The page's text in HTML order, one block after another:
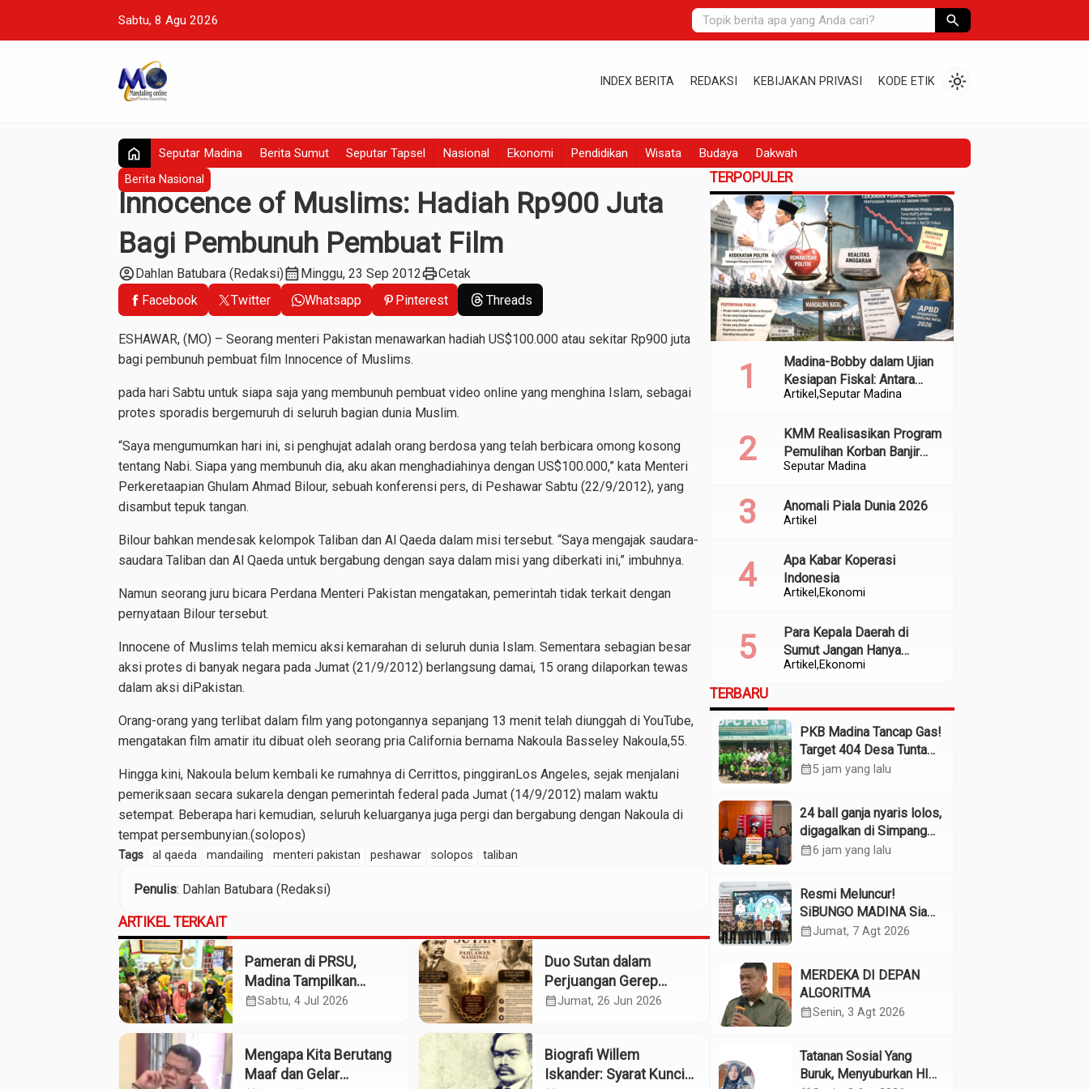
Sabtu, 8 Agu 2026 search
INDEX BERITA REDAKSI KEBIJAKAN PRIVASI KODE ETIK light_mode
home Seputar Madina Berita Sumut Seputar Tapsel Nasional Ekonomi Pendidikan Wisata Budaya Dakwah
Berita Nasional
Innocence of Muslims: Hadiah Rp900 Juta
Bagi Pembunuh Pembuat Film
account_circleDahlan Batubara (Redaksi)calendar_monthMinggu, 23 Sep 2012printCetak
Facebook
Twitter Whatsapp Pinterest Threads
ESHAWAR, (MO) – Seorang menteri Pakistan menawarkan hadiah US$100.000 atau sekitar Rp900 juta
bagi pembunuh pembuat film Innocence of Muslims.
pada hari Sabtu untuk siapa saja yang membunuh pembuat video online yang menghina Islam, sebagai
protes sporadis bergemuruh di seluruh bagian dunia Muslim.
“Saya mengumumkan hari ini, si penghujat adalah orang berdosa yang telah berbicara omong kosong
tentang Nabi. Siapa yang membunuh dia, aku akan menghadiahinya dengan US$100.000,” kata Menteri
Perkeretaapian Ghulam Ahmad Bilour, sebuah konferensi pers, di Peshawar Sabtu (22/9/2012), yang
disambut tepuk tangan.
Bilour bahkan mendesak kelompok Taliban dan Al Qaeda dalam misi tersebut. “Saya mengajak saudara-
saudara Taliban dan Al Qaeda untuk bergabung dengan saya dalam misi yang diberkati ini,” imbuhnya.
Namun seorang juru bicara Perdana Menteri Pakistan mengatakan, pemerintah tidak terkait dengan
pernyataan Bilour tersebut.
Innocene of Muslims telah memicu aksi kemarahan di seluruh dunia Islam. Sementara sebagian besar
aksi protes di banyak negara pada Jumat (21/9/2012) berlangsung damai, 15 orang dilaporkan tewas
dalam aksi diPakistan.
Orang-orang yang terlibat dalam film yang potongannya sepanjang 13 menit telah diunggah di YouTube,
mengatakan film amatir itu dibuat oleh seorang pria California bernama Nakoula Basseley Nakoula,55.
Hingga kini, Nakoula belum kembali ke rumahnya di Cerrittos, pinggiranLos Angeles, sejak menjalani
pemeriksaan secara sukarela dengan pemerintah federal pada Jumat (14/9/2012) malam waktu
setempat. Beberapa hari kemudian, seluruh keluarganya juga pergi dan bergabung dengan Nakoula di
tempat persembunyian.(solopos)
Tags al qaeda mandailing menteri pakistan peshawar solopos taliban
Penulis: Dahlan Batubara (Redaksi)
ARTIKEL TERKAIT
Pameran di PRSU,
Madina Tampilkan
Produk UMKM
calendar_monthSabtu, 4 Jul 2026
Duo Sutan dalam
Perjuangan Gerep
Institute Naik ke
calendar_monthJumat, 26 Jun 2026
Mengapa Kita Berutang
Maaf dan Gelar
Biografi Willem
Iskander: Syarat Kunci
TERPOPULER
Artikel Seputar Madina
Madina-Bobby dalam Ujian
Kesiapan Fiskal: Antara
Kedekatan Politik dan
Seputar Madina
KMM Realisasikan Program
Pemulihan Korban Banjir
dan Longsor di Kabupaten
Artikel
Anomali Piala Dunia 2026
Artikel Ekonomi
Apa Kabar Koperasi
Indonesia
Artikel Ekonomi
Para Kepala Daerah di
Sumut Jangan Hanya
Meratapi Minimnya Transfer
TERBARU
PKB Madina Tancap Gas!
Target 404 Desa Tuntas
Desember, “Pengurus
calendar_month5 jam yang lalu
24 ball ganja nyaris lolos,
digagalkan di Simpang
Empat Panyabungan
calendar_month6 jam yang lalu
Resmi Meluncur!
SiBUNGO MADINA Siap
Optimalkan Pendapatan
calendar_monthJumat, 7 Agt 2026
MERDEKA DI DEPAN
ALGORITMA
calendar_monthSenin, 3 Agt 2026
Tatanan Sosial Yang
Buruk, Menyuburkan HIV